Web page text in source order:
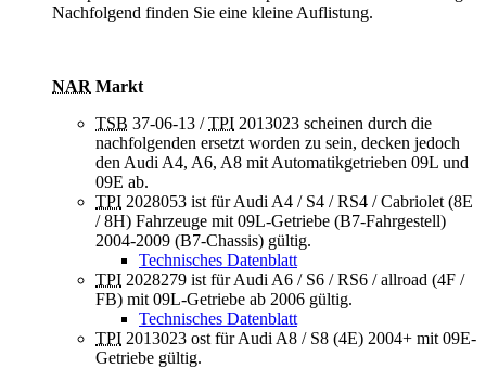
Nachfolgend finden Sie eine kleine Auflistung.
NAR Markt
TSB 37-06-13 / TPI 2013023 scheinen durch die
nachfolgenden ersetzt worden zu sein, decken jedoch
den Audi A4, A6, A8 mit Automatikgetrieben 09L und
09E ab.
TPI 2028053 ist für Audi A4 / S4 / RS4 / Cabriolet (8E
/ 8H) Fahrzeuge mit 09L-Getriebe (B7-Fahrgestell)
2004-2009 (B7-Chassis) gültig.
Technisches Datenblatt
TPI 2028279 ist für Audi A6 / S6 / RS6 / allroad (4F /
FB) mit 09L-Getriebe ab 2006 gültig.
Technisches Datenblatt
TPI 2013023 ost für Audi A8 / S8 (4E) 2004+ mit 09E-
Getriebe gültig.